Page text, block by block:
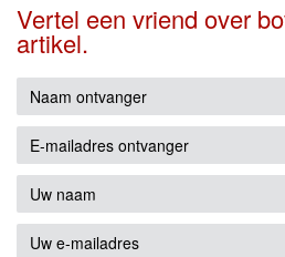
Vertel een vriend over
artikel.